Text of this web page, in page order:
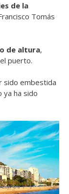
de la
Tomás
de altura,
puerto.
sido embestida
ha sido